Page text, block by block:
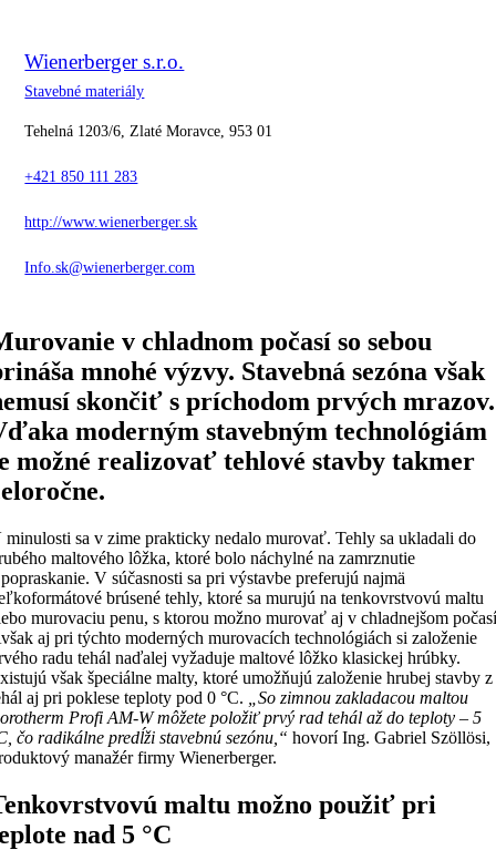
Wienerberger s.r.o.
Stavebné materiály
Tehelná 1203/6, Zlaté Moravce, 953 01
+421 850 111 283
http://www.wienerberger.sk
Info.sk@wienerberger.com
v chladnom počasí so sebou
mnohé výzvy. Stavebná sezóna však
skončiť s príchodom prvých mrazov.
moderným stavebným technológiám
možné realizovať tehlové stavby takmer
minulosti sa v zime prakticky nedalo murovať. Tehly sa ukladali do
maltového lôžka, ktoré bolo náchylné na zamrznutie
V súčasnosti sa pri výstavbe preferujú najmä
brúsené tehly, ktoré sa murujú na tenkovrstvovú maltu
murovaciu penu, s ktorou možno murovať aj v chladnejšom
aj pri týchto moderných murovacích technológiách si založenie
radu tehál naďalej vyžaduje maltové lôžko klasickej hrúbky.
však špeciálne malty, ktoré umožňujú založenie hrubej stavby z
aj pri poklese teploty pod 0 °C.
„So zimnou zakladacou maltou
Profi AM-W môžete položiť prvý rad tehál až do teploty – 5
čo radikálne predĺži stavebnú sezónu,“hovorí Ing. Gabriel Szöllösi,
manažér firmy Wienerberger.
maltu možno použiť pri
nad 5 °C